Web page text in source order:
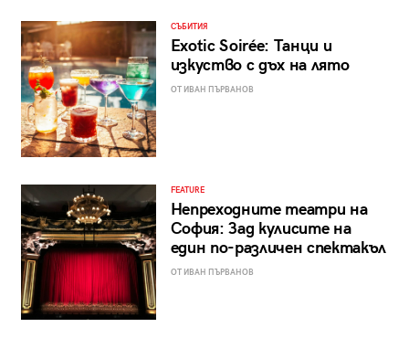
СЪБИТИЯ
Exotic Soirée: Танци и
изкуство с дъх на лято
ОТ ИВАН ПЪРВАНОВ
FEATURE
Непреходните театри на
София: Зад кулисите на
един по-различен спектакъл
ОТ ИВАН ПЪРВАНОВ